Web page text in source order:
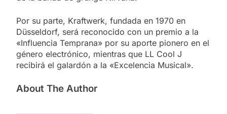
Por su parte, Kraftwerk, fundada en 1970 en
Düsseldorf, será reconocido con un premio a la
«Influencia Temprana» por su aporte pionero en el
género electrónico, mientras que LL Cool J
recibirá el galardón a la «Excelencia Musical».
About The Author